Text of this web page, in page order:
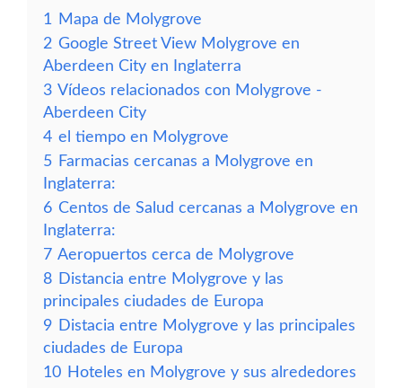
1
Mapa de Molygrove
2 Google Street View Molygrove en
Aberdeen City en Inglaterra
3 Vídeos relacionados con Molygrove -
Aberdeen City
4 el tiempo en Molygrove
5 Farmacias cercanas a Molygrove en
Inglaterra:
6 Centos de Salud cercanas a Molygrove en
Inglaterra:
7 Aeropuertos cerca de Molygrove
8 Distancia entre Molygrove y las
principales ciudades de Europa
9 Distacia entre Molygrove y las principales
ciudades de Europa
10 Hoteles en Molygrove y sus alrededores